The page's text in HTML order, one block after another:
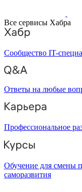
Все сервисы Хабра
Сообщество IT-
Ответы на любые
Профессиональное
Обучение для смены
саморазвития